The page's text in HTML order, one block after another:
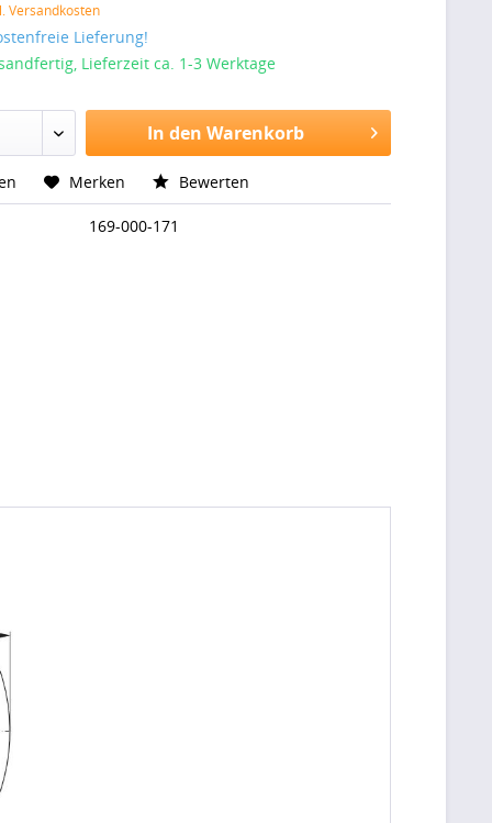
Versandkosten
Lieferung!
Lieferzeit ca. 1-3 Werktage
In den Warenkorb
Merken Bewerten
169-000-171